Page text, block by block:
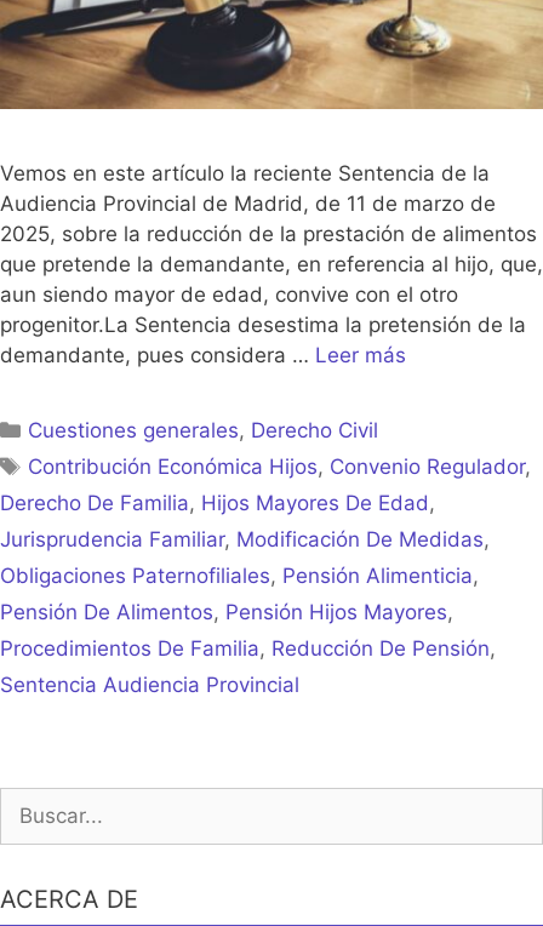
Vemos en este artículo la reciente Sentencia de la
Audiencia Provincial de Madrid, de 11 de marzo de
2025, sobre la reducción de la prestación de alimentos
que pretende la demandante, en referencia al hijo, que,
aun siendo mayor de edad, convive con el otro
progenitor.La Sentencia desestima la pretensión de la
demandante, pues considera … Leer más
Categorías
Cuestiones generales, Derecho Civil
Etiquetas
Contribución Económica Hijos, Convenio Regulador,
Derecho De Familia, Hijos Mayores De Edad,
Jurisprudencia Familiar, Modificación De Medidas,
Obligaciones Paternofiliales, Pensión Alimenticia,
Pensión De Alimentos, Pensión Hijos Mayores,
Procedimientos De Familia, Reducción De Pensión,
Sentencia Audiencia Provincial
Buscar:
ACERCA DE